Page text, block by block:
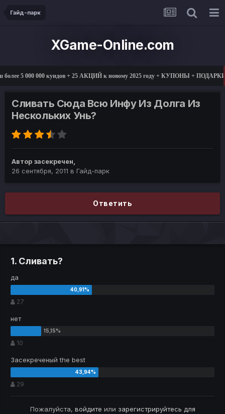
Гайд-парк
XGame-Online.com
000 000 куидов + 25 АКЦИЙ к новому 2025 году + КУПОНЫ + ПОДАРКИ
Сливать Сюда Всю Инфу Из Долга Из
Нескольких Унь?
Автор засекречен,
26 сентября, 2011 в Гайд-парк
Ответить
1. Сливать?
да
27
нет
10
Засекреченый the best
29
Пожалуйста, войдите или зарегистрируйтесь для